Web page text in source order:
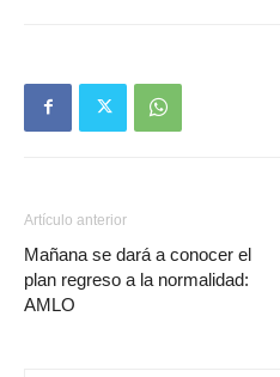
Artículo anterior
Mañana se dará a conocer el
plan regreso a la normalidad:
AMLO